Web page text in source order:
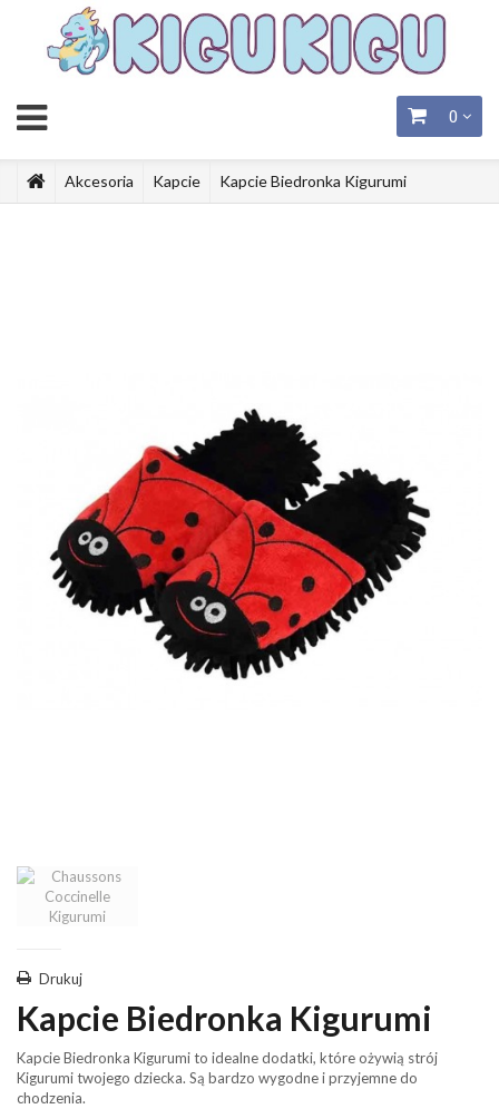
0
Akcesoria Kapcie Kapcie Biedronka Kigurumi
Drukuj
Kapcie Biedronka Kigurumi
Kapcie Biedronka Kigurumi to idealne dodatki, które ożywią strój
Kigurumi twojego dziecka. Są bardzo wygodne i przyjemne do
chodzenia.